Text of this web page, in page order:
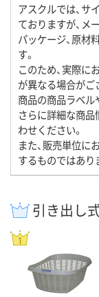
アスクルでは、サ
ておりますが、メ
パッケージ、原材
す。
このため、実際に
が異なる場合がご
商品の商品ラベル
さらに詳細な商品
わせください。
また、販売単位に
するものではあり
引き出し